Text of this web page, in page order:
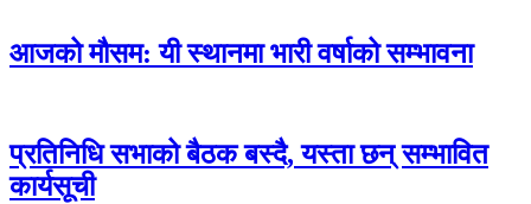
आजको मौसम: यी स्थानमा भारी वर्षाको सम्भावना
प्रतिनिधि सभाको बैठक बस्दै, यस्ता छन् सम्भावित
कार्यसूची